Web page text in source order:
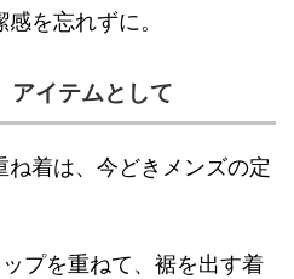
を忘れずに。
アイテムとして
着は、今どきメンズの定
プを重ねて、裾を出す着